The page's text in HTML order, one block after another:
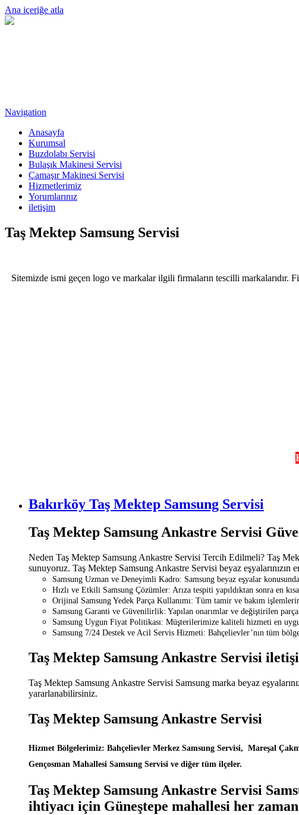
Ana içeriğe atla
Navigation
Anasayfa
Kurumsal
Buzdolabı Servisi
Bulaşık Makinesi Servisi
Çamaşır Makinesi Servisi
Hizmetlerimiz
Yorumlarınız
iletişim
Taş Mektep Samsung Servisi
Sitemizde ismi geçen logo ve markalar ilgili firmaların tescilli markalarıdır.
Bakırköy Taş Mektep Samsung Servisi
Taş Mektep Samsung Ankastre Servisi
Neden Taş Mektep Samsung Ankastre Servisi Tercih Edilmeli? Taş
sunuyoruz. Taş Mektep Samsung Ankastre Servisi beyaz
Samsung Uzman ve Deneyimli Kadro: Samsung beyaz eşyalar
Hızlı ve Etkili Samsung Çözümler: Arıza tespiti yapıldıktan sonra en
Orijinal Samsung Yedek Parça Kullanımı: Tüm tamir ve bakım
Samsung Garanti ve Güvenilirlik: Yapılan onarımlar ve değiştirilen
Samsung Uygun Fiyat Politikası: Müşterilerimize kaliteli hizmeti en
Samsung 7/24 Destek ve Acil Servis Hizmeti: Bahçelievler’nın tüm
Taş Mektep Samsung Ankastre Servisi
Taş Mektep Samsung Ankastre Servisi Samsung marka beyaz
yararlanabilirsiniz.
Taş Mektep Samsung Ankastre Servisi
Hizmet Bölgelerimiz: Bahçelievler Merkez Samsung Servisi, Mareşal
Gençosman Mahallesi Samsung Servisi ve diğer tüm ilçeler.
Taş Mektep Samsung Ankastre Servisi
ihtiyacı için Güneştepe mahallesi her zaman